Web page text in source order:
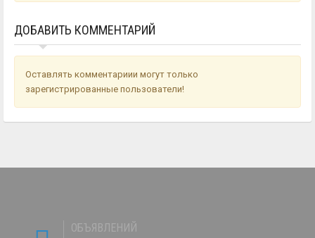
ДОБАВИТЬ КОММЕНТАРИЙ
Оставлять комментариии могут только
зарегистрированные пользователи!
ОБЪЯВЛЕНИЙ